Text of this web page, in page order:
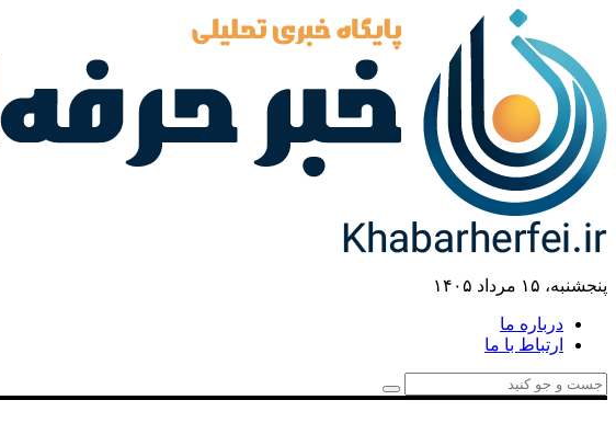
پنجشنبه، ۱۵ مرداد ۱۴۰۵
درباره ما
ارتباط با ما